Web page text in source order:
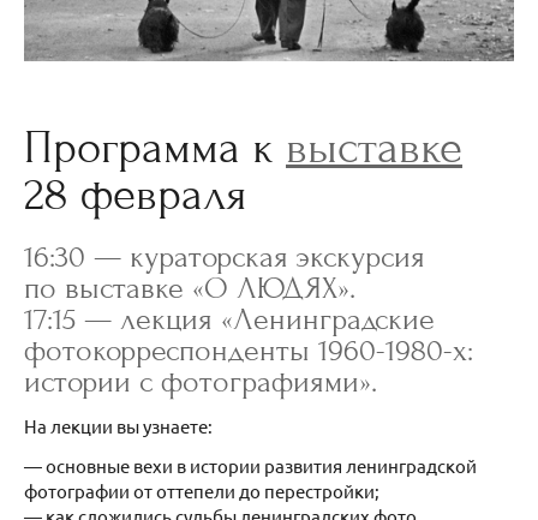
Программа к выставке
28 февраля
16:30 — кураторская экскурсия
по выставке «О ЛЮДЯХ».
17:15 — лекция «Ленинградские
фотокорреспонденты 1960-1980-х:
истории с фотографиями».
На лекции вы узнаете:
— основные вехи в истории развития ленинградской
фотографии от оттепели до перестройки;
— как сложились судьбы ленинградских фото